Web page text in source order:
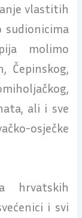
vlastitih
sudionicima
molimo
Čepinskog,
ali i sve
osječke
hrvatskih
i svi